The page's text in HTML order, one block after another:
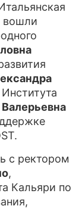
вошли
с ректором
,
Кальяри по